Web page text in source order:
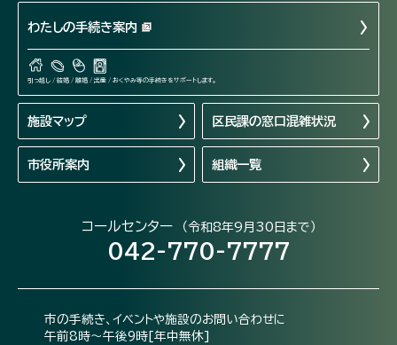
わたしの手続き案内
引っ越し / 結婚 / 離婚 / 出産 / おくやみ等の手続きをサポートします。
施設マップ 区民課の窓口混雑状況
市役所案内 組織一覧
コールセンター （令和8年9月30日まで）
042-770-7777
市の手続き、イベントや施設のお問い合わせに
午前8時～午後9時[年中無休]